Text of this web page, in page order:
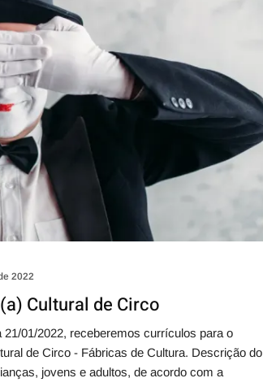
2022
Cultural de Circo
01/2022, receberemos currículos para o
de Circo - Fábricas de Cultura. Descrição do
jovens e adultos, de acordo com a